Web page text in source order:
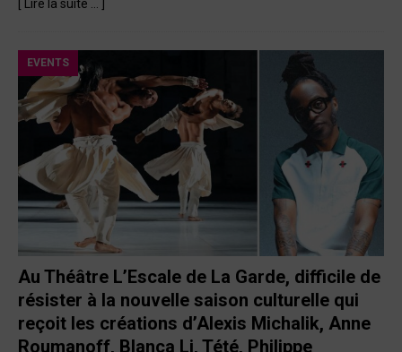
[ Lire la suite … ]
EVENTS
Au Théâtre L’Escale de La Garde, difficile de
résister à la nouvelle saison culturelle qui
reçoit les créations d’Alexis Michalik, Anne
Roumanoff, Blanca Li, Tété, Philippe